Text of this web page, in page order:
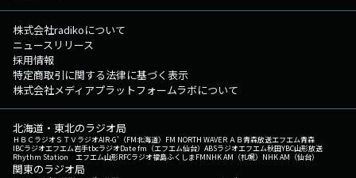
株式会社radikoについて
ニュースリリース
採用情報
特定商取引に関する法律に基づく表示
株式会社メディアプラットフォームラボについて
北海道・東北のラジオ局
ＨＢＣラジオＳＴＶラジオAIR-G'（FM北海道） FM NORTH WAVEＲＡＢ青森放送エフエム青森
IBCラジオエフエム岩手tbcラジオDate fm（エフエム仙台） ABSラジオエフエム秋田YBC山形放送
Rhythm Station エフエム山形RFCラジオ福島ふくしまFMNHK AM（札幌） NHK AM（仙台）
関東のラジオ局